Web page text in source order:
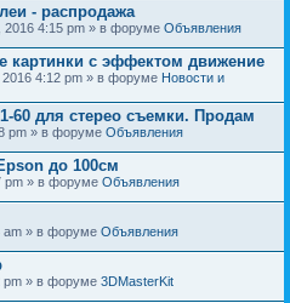
- распродажа
2016 4:15 pm » в форуме Объявления
картинки с эффектом движение
2016 4:12 pm » в форуме Новости и
60 для стерео съемки. Продам
pm » в форуме Объявления
до 100см
pm » в форуме Объявления
am » в форуме Объявления
pm » в форуме 3DMasterKit